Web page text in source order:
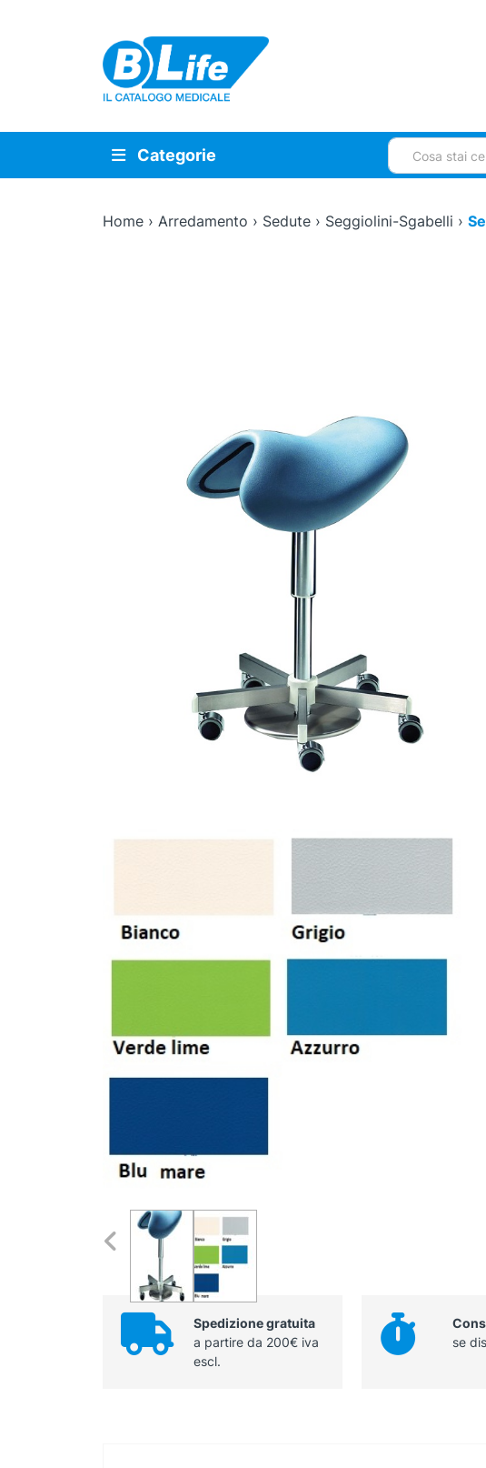
Vai al contenuto principale
Categorie Cerca:
Home› Arredamento › Sedute› Seggiolini-Sgabelli ›
Spedizione gratuita
a partire da 200€ iva
escl.
se